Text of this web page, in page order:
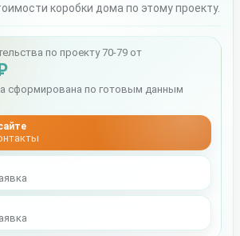
коробки дома по этому проекту.
по проекту 70-79 от
сформирована по готовым данным